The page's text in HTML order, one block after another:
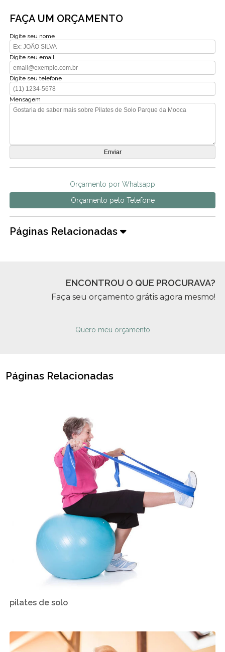
FAÇA UM ORÇAMENTO
Digite seu nome
Digite seu email
Digite seu telefone
Mensagem
Orçamento por Whatsapp
Orçamento pelo Telefone
Páginas Relacionadas
ENCONTROU O QUE PROCURAVA?
Faça seu orçamento grátis agora mesmo!
Quero meu orçamento
Páginas Relacionadas
pilates de solo